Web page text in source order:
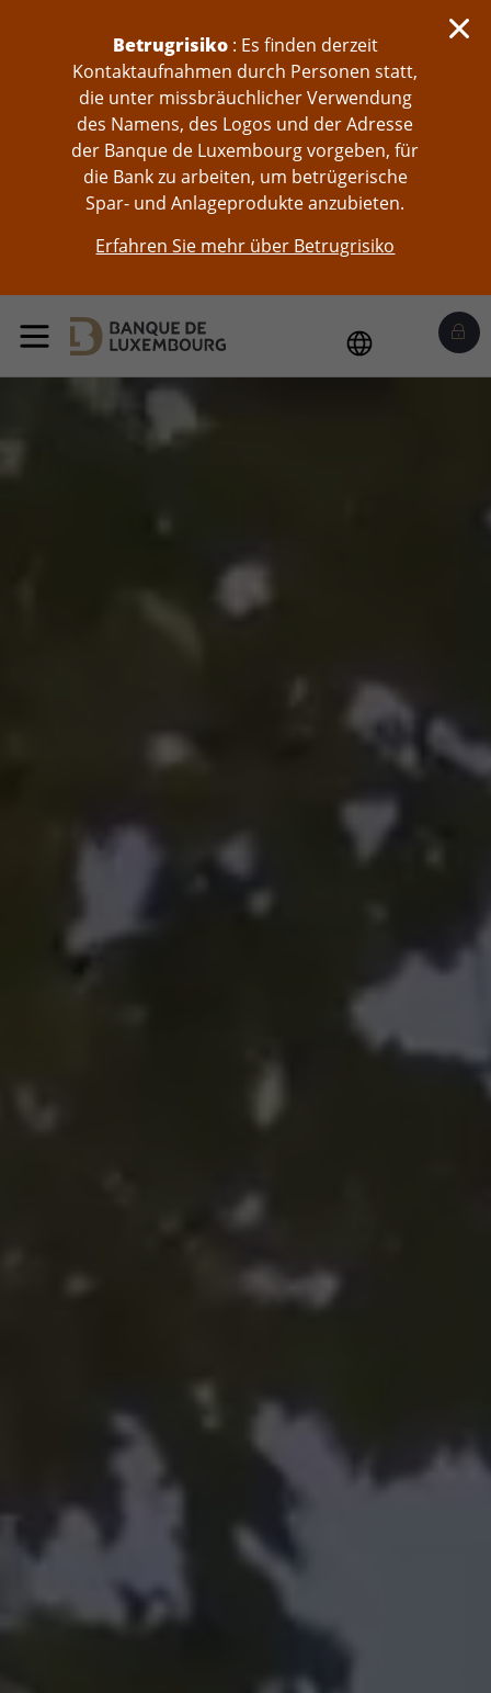
Betrugrisiko: Es finden derzeit
Kontaktaufnahmen durch Personen statt,
die unter missbräuchlicher Verwendung
des Namens, des Logos und der Adresse
der Banque de Luxembourg vorgeben, für
die Bank zu arbeiten, um betrügerische
Spar- und Anlageprodukte anzubieten.
Erfahren Sie mehr über Betrugrisiko